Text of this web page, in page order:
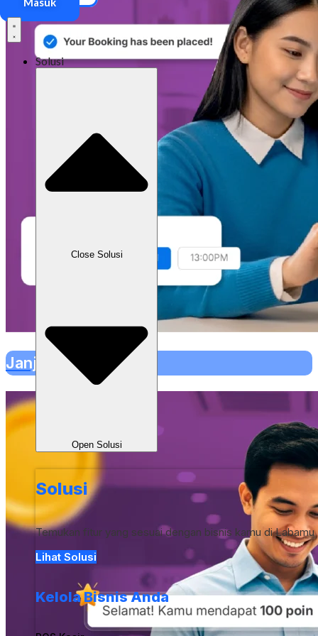
Solusi
Close Solusi
Open Solusi
Solusi
Temukan fitur yang sesuai dengan bisnis kamu di Labamu
Lihat Solusi
Kelola Bisnis Anda
Janji Temu